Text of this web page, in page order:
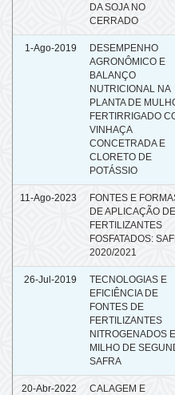
DA SOJA NO
CERRADO
1-Ago-2019
DESEMPENHO
AGRONÔMICO E
BALANÇO
NUTRICIONAL NA
PLANTA DE
FERTIRRIGADO
VINHAÇA
CONCETRADA E
CLORETO DE
POTÁSSIO
11-Ago-2023
FONTES E
DE APLICAÇÃO DE
FERTILIZANTES
FOSFATADOS:
2020/2021
26-Jul-2019
TECNOLOGIAS E
EFICIÊNCIA DE
FONTES DE
FERTILIZANTES
NITROGENADOS
MILHO DE
SAFRA
20-Abr-2022
CALAGEM E